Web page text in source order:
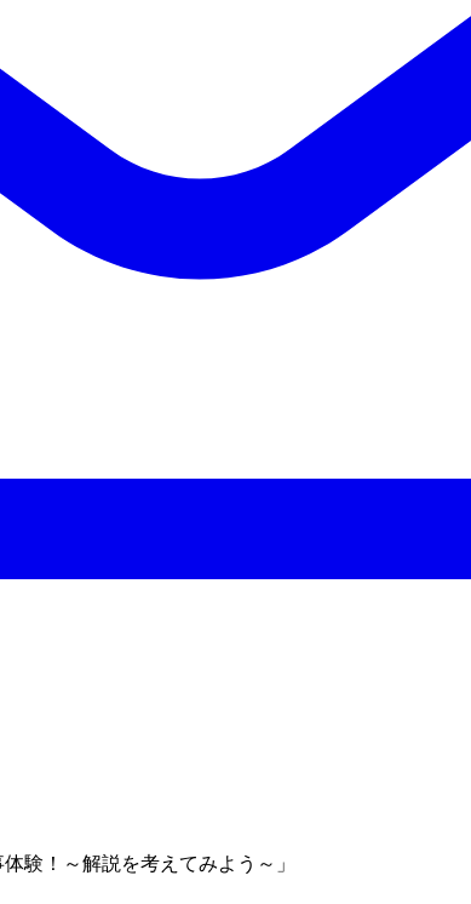
験！～解説を考えてみよう～」